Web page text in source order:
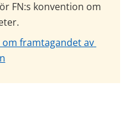
FN:s konvention om
om framtagandet av